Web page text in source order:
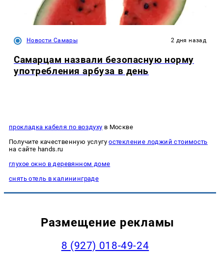
Новости Самары 2 дня назад
Самарцам назвали безопасную норму
употребления арбуза в день
прокладка кабеля по воздуху в Москве
Получите качественную услугуостекление лоджий стоимость
на сайте hands.ru
глухое окно в деревянном доме
снять отель в калининграде
Размещение рекламы
8 (927) 018-49-24